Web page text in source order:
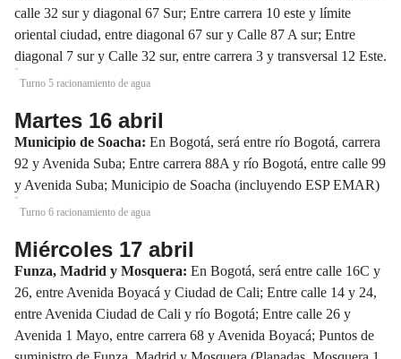
calle 32 sur y diagonal 67 Sur; Entre carrera 10 este y límite
oriental ciudad, entre diagonal 67 sur y Calle 87 A sur; Entre
diagonal 7 sur y Calle 32 sur, entre carrera 3 y transversal 12 Este.
Turno 5 racionamiento de agua
Martes 16 abril
Municipio de Soacha: En Bogotá, será entre río Bogotá, carrera
92 y Avenida Suba; Entre carrera 88A y río Bogotá, entre calle 99
y Avenida Suba; Municipio de Soacha (incluyendo ESP EMAR)
Turno 6 racionamiento de agua
Miércoles 17 abril
Funza, Madrid y Mosquera: En Bogotá, será entre calle 16C y
26, entre Avenida Boyacá y Ciudad de Cali; Entre calle 14 y 24,
entre Avenida Ciudad de Cali y río Bogotá; Entre calle 26 y
Avenida 1 Mayo, entre carrera 68 y Avenida Boyacá; Puntos de